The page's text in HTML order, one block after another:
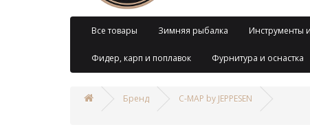
Все товары Зимняя рыбалка Инструменты
Фидер, карп и поплавок Фурнитура и оснастка
Бренд C-MAP by JEPPESEN